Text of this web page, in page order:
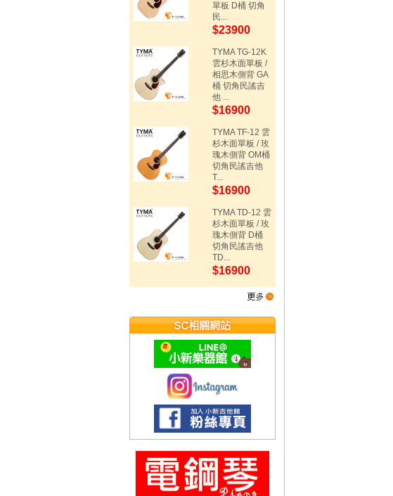
單板 D桶 切角
民...
$23900
TYMA TG-12K
雲杉木面單板 /
相思木側背 GA
桶 切角民謠吉
他 ...
$16900
TYMA TF-12 雲
杉木面單板 / 玫
瑰木側背 OM桶
切角民謠吉他
T...
$16900
TYMA TD-12 雲
杉木面單板 / 玫
瑰木側背 D桶
切角民謠吉他
TD...
$16900